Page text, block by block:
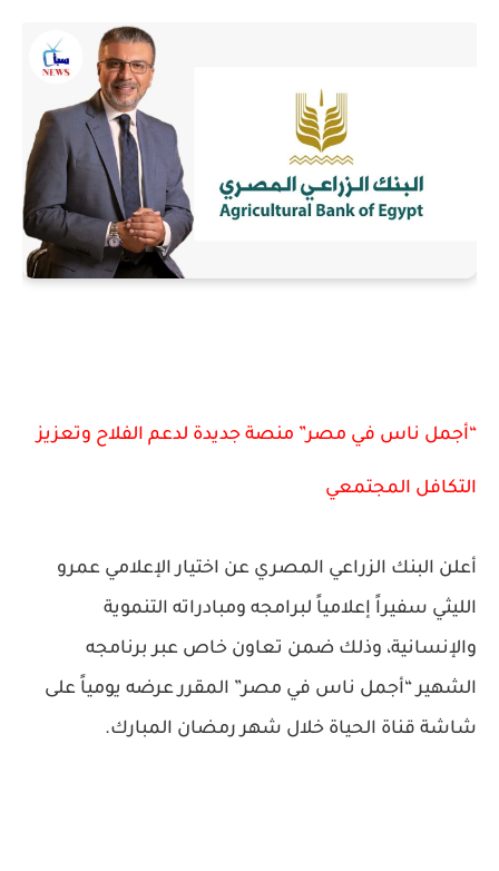
“أجمل ناس في مصر” منصة جديدة لدعم الفلاح وتعزيز
التكافل المجتمعي
أعلن البنك الزراعي المصري عن اختيار الإعلامي عمرو
الليثي سفيراً إعلامياً لبرامجه ومبادراته التنموية
والإنسانية، وذلك ضمن تعاون خاص عبر برنامجه
الشهير “أجمل ناس في مصر” المقرر عرضه يومياً على
شاشة قناة الحياة خلال شهر رمضان المبارك.